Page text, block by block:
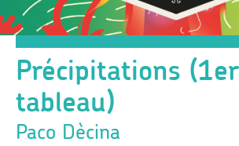
Précipitations (1er
tableau)
Paco Dècina